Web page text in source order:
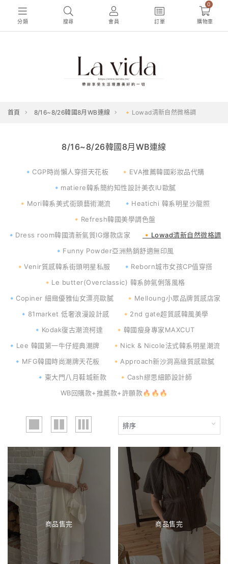
分類 搜尋 會員 訂單
0
購物車
首頁 8/16~8/26韓國8月WB連線 🔸Lowad清新自然微格調
8/16~8/26韓國8月WB連線
🔹CGP時尚懶人穿搭天花板
🔸EVA推薦韓國彩妝品代購
🔹matiere韓系簡約知性設計美衣IU歐膩
🔸Mori韓系美式街頭藝術潮流
🔹Heatichi 韓系明星沙龍照
🔸Refresh韓國美學調色盤
🔹Dress room韓國清新氣質IG爆款店家
🔸Lowad清新自然微格調
🔹Funny Powder亞洲熱銷舒適無印風
🔸Venir質感韓系街頭明星私服
🔹Reborn城市女孩CP值穿搭
🔸Le butter(Overclassic) 韓系帥氣俐落風格
🔹Copiner 細緻優雅仙女漂亮歐膩
🔸Melloung小眾品牌質感店家
🔹81market 低奢浪漫設計感
🔸2nd gate超質感韓風美學
🔹Kodak復古潮流柯達
🔸韓國瘦身專家MAXCUT
🔹Lee 韓國第一牛仔經典潮牌
🔸Nick & Nicole法式韓系明星潮流
🔹MFG韓國時尚潮牌天花板
🔸Approach新沙洞高級質感歐膩
🔹東大門八月鞋城新款
🔸Cash繆思細節設計師
WB回購款+推薦款+許願款🔥🔥🔥
商品售完 商品售完